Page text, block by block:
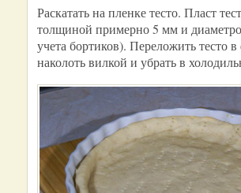
Раскатать на пленке тесто. Пласт
толщиной примерно 5 мм и
учета бортиков). Переложить тесто
наколоть вилкой и убрать в